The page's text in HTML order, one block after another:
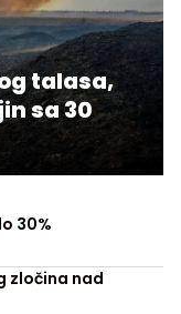
talasa,
sa 30
30%
zločina nad